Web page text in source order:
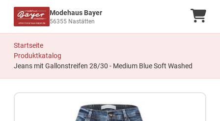
Modehaus Bayer
56355 Nastätten
Startseite
Produktkatalog
Jeans mit Gallonstreifen 28/30 - Medium Blue Soft Washed